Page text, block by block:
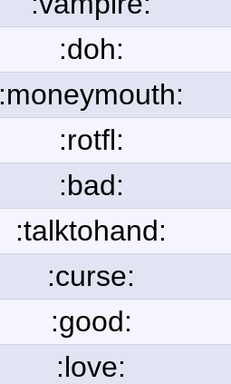
:doh:
:moneymouth:
:rotfl:
:bad:
:talktohand:
:curse:
:good:
:love: